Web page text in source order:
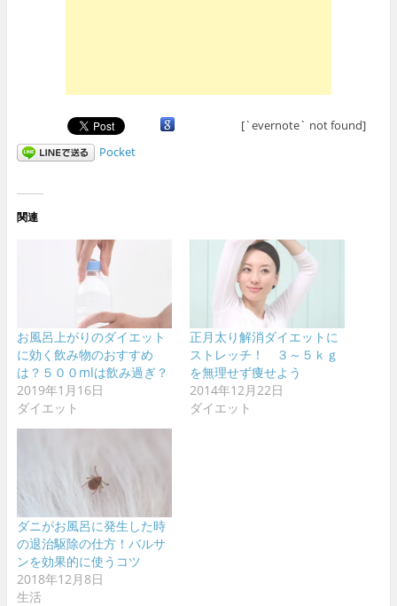
[`evernote` not found]
Pocket
関連
お風呂上がりのダイエット
に効く飲み物のおすすめ
は？５００mlは飲み過ぎ？
2019年1月16日
ダイエット
正月太り解消ダイエットに
ストレッチ！ ３～５ｋｇ
を無理せず痩せよう
2014年12月22日
ダイエット
ダニがお風呂に発生した時
の退治駆除の仕方！バルサ
ンを効果的に使うコツ
2018年12月8日
生活